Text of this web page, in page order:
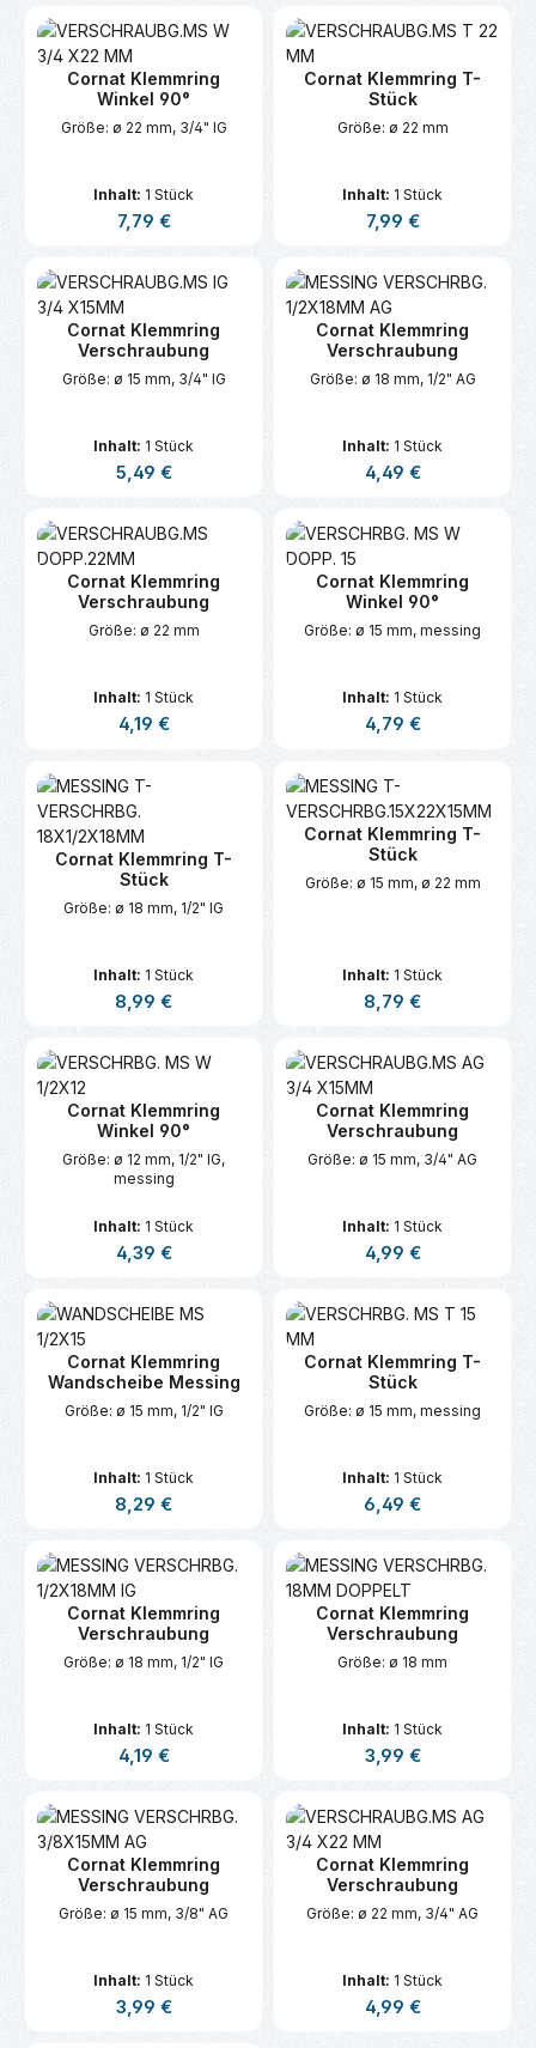
Cornat Klemmring
Winkel 90°
Größe: ø 22 mm, 3/4" IG
Inhalt: 1 Stück
Regulärer Preis:
7,79 €
Cornat Klemmring T-
Stück
Größe: ø 22 mm
Inhalt: 1 Stück
Regulärer Preis:
7,99 €
Cornat Klemmring
Verschraubung
Größe: ø 15 mm, 3/4" IG
Inhalt: 1 Stück
Regulärer Preis:
5,49 €
Cornat Klemmring
Verschraubung
Größe: ø 18 mm, 1/2" AG
Inhalt: 1 Stück
Regulärer Preis:
4,49 €
Cornat Klemmring
Verschraubung
Größe: ø 22 mm
Inhalt: 1 Stück
Regulärer Preis:
4,19 €
Cornat Klemmring
Winkel 90°
Größe: ø 15 mm, messing
Inhalt: 1 Stück
Regulärer Preis:
4,79 €
Cornat Klemmring T-
Stück
Größe: ø 18 mm, 1/2" IG
Inhalt: 1 Stück
Regulärer Preis:
8,99 €
Cornat Klemmring T-
Stück
Größe: ø 15 mm, ø 22 mm
Inhalt: 1 Stück
Regulärer Preis:
8,79 €
Cornat Klemmring
Winkel 90°
Größe: ø 12 mm, 1/2" IG,
messing
Inhalt: 1 Stück
Regulärer Preis:
4,39 €
Cornat Klemmring
Verschraubung
Größe: ø 15 mm, 3/4" AG
Inhalt: 1 Stück
Regulärer Preis:
4,99 €
Cornat Klemmring
Wandscheibe Messing
Größe: ø 15 mm, 1/2" IG
Inhalt: 1 Stück
Regulärer Preis:
8,29 €
Cornat Klemmring T-
Stück
Größe: ø 15 mm, messing
Inhalt: 1 Stück
Regulärer Preis:
6,49 €
Cornat Klemmring
Verschraubung
Größe: ø 18 mm, 1/2" IG
Inhalt: 1 Stück
Regulärer Preis:
4,19 €
Cornat Klemmring
Verschraubung
Größe: ø 18 mm
Inhalt: 1 Stück
Regulärer Preis:
3,99 €
Cornat Klemmring
Verschraubung
Größe: ø 15 mm, 3/8" AG
Inhalt: 1 Stück
Regulärer Preis:
3,99 €
Cornat Klemmring
Verschraubung
Größe: ø 22 mm, 3/4" AG
Inhalt: 1 Stück
Regulärer Preis:
4,99 €